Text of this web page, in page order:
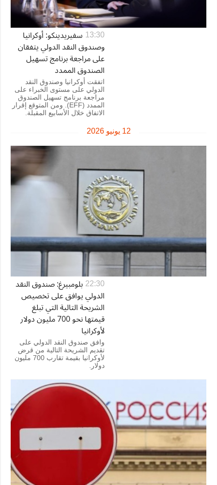
13:30 سفيريدينكو: أوكرانيا
وصندوق النقد الدولي يتفقان
على مراجعة برنامج تسهيل
الصندوق الممدد
اتفقت أوكرانيا وصندوق النقد
الدولي على مستوى الخبراء على
مراجعة برنامج تسهيل الصندوق
الممدد (EFF). ومن المتوقع إقرار
الاتفاق خلال الأسابيع المقبلة.
12 يونيو 2026
22:30 بلومبيرغ: صندوق النقد
الدولي يوافق على تخصيص
الشريحة التالية التي تبلغ
قيمتها نحو 700 مليون دولار
لأوكرانيا
وافق صندوق النقد الدولي على
تقديم الشريحة التالية من قرض
لأوكرانيا بقيمة تقارب 700 مليون
دولار.